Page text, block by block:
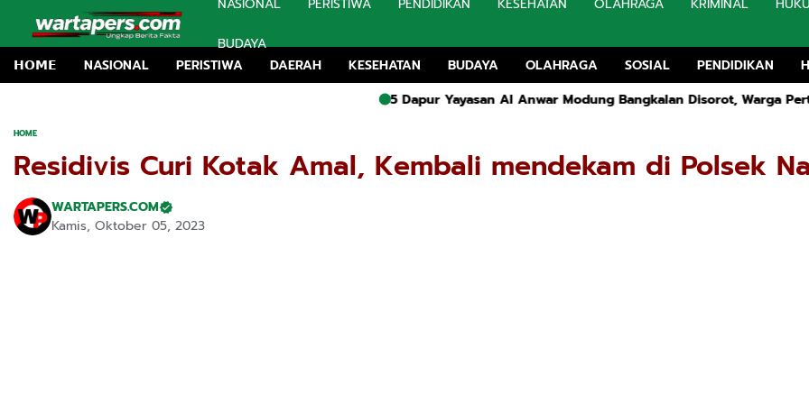
BUDAYA
𝗛𝗢𝗠𝗘
NASIONAL PERISTIWA DAERAH KESEHATAN BUDAYA OLAHRAGA SOSIAL PENDIDIKAN
5 Dapur Yayasan Al Anwar Modung Bangkalan Disorot, Warga Pertanyakan
HOME
Residivis Curi Kotak Amal, Kembali mendekam di Polsek
WARTAPERS.COM
Kamis, Oktober 05, 2023